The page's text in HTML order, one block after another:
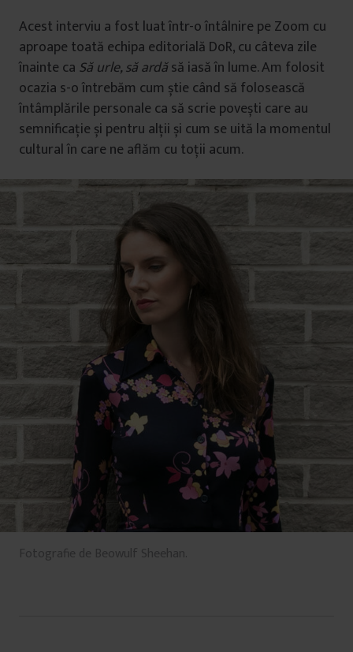
Acest interviu a fost luat într-o întâlnire pe Zoom cu
aproape toată echipa editorială DoR, cu câteva zile
înainte ca Să urle, să ardăsă iasă în lume. Am folosit
ocazia s-o întrebăm cum știe când să folosească
întâmplările personale ca să scrie povești care au
semnificație și pentru alții și cum se uită la momentul
cultural în care ne aflăm cu toții acum.
Fotografie de Beowulf Sheehan.